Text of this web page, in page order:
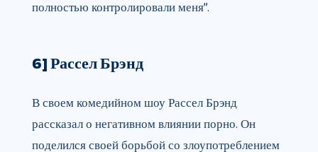
полностью контролировали меня”.
6] Рассел Брэнд
В своем комедийном шоу Рассел Брэнд
рассказал о негативном влиянии порно. Он
поделился своей борьбой со злоупотреблением